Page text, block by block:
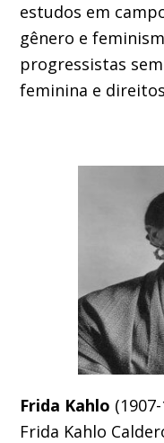
estudos em
gênero e
progressistas
feminina e
Frida Kahlo
Frida Kahlo